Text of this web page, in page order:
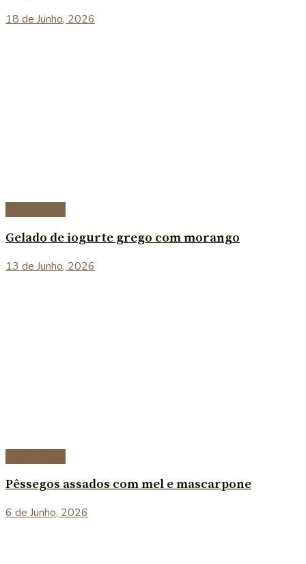
18 de Junho, 2026
Gelado de iogurte grego com morango
13 de Junho, 2026
Pêssegos assados com mel e mascarpone
6 de Junho, 2026